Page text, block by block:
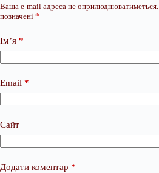
Ваша e-mail адреса не оприлюднюватиметься.
позначені *
Ім’я *
Email *
Сайт
Додати коментар *